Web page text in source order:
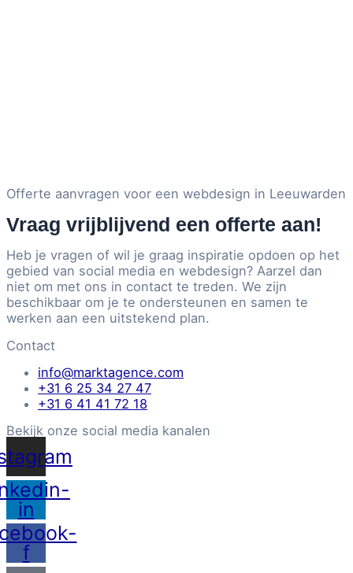
Offerte aanvragen voor een webdesign in Leeuwarden
Vraag vrijblijvend een offerte aan!
Heb je vragen of wil je graag inspiratie opdoen op het
gebied van social media en webdesign? Aarzel dan
niet om met ons in contact te treden. We zijn
beschikbaar om je te ondersteunen en samen te
werken aan een uitstekend plan.
Contact
info@marktagence.com
+31 6 25 34 27 47
+31 6 41 41 72 18
Bekijk onze social media kanalen
in
f